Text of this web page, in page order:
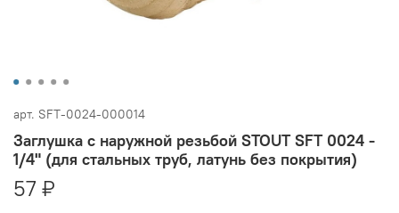
арт. SFT-0024-000014
Заглушка с наружной резьбой STOUT SFT 0024 -
1/4" (для стальных труб, латунь без покрытия)
57 ₽